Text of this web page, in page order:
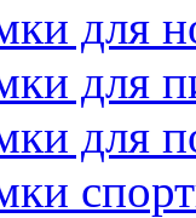
для
для
для